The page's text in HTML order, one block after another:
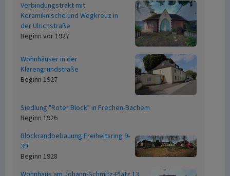
Verbindungstrakt mit
Keramiknische und Wegkreuz in
der Ulrichstraße
Beginn vor 1927
Wohnhäuser in der
Klarengrundstraße
Beginn 1927
Siedlung "Roter Block" in Frechen-Bachem
Beginn 1926
Blockrandbebauung Freiheitsring 9-
39
Beginn 1928